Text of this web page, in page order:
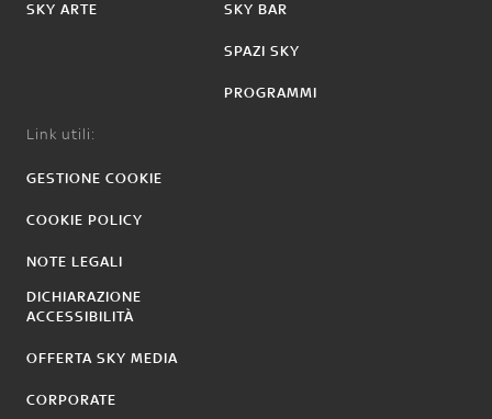
SKY ARTE SKY BAR
SPAZI SKY
PROGRAMMI
Link utili:
GESTIONE COOKIE
COOKIE POLICY
NOTE LEGALI
DICHIARAZIONE
ACCESSIBILITÀ
OFFERTA SKY MEDIA
CORPORATE